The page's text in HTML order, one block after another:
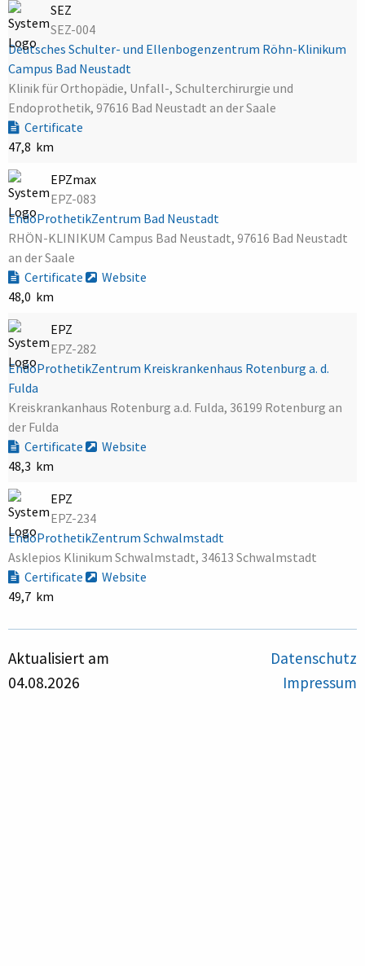
SEZ
SEZ-004
Deutsches Schulter- und Ellenbogenzentrum Röhn-Klinikum
Campus Bad Neustadt
Klinik für Orthopädie, Unfall-, Schulterchirurgie und
Endoprothetik, 97616 Bad Neustadt an der Saale
Certificate
47,8 km
EPZmax
EPZ-083
EndoProthetikZentrum Bad Neustadt
RHÖN-KLINIKUM Campus Bad Neustadt, 97616 Bad Neustadt
an der Saale
Certificate
Website
48,0 km
EPZ
EPZ-282
EndoProthetikZentrum Kreiskrankenhaus Rotenburg a. d.
Fulda
Kreiskrankanhaus Rotenburg a.d. Fulda, 36199 Rotenburg an
der Fulda
Certificate
Website
48,3 km
EPZ
EPZ-234
EndoProthetikZentrum Schwalmstadt
Asklepios Klinikum Schwalmstadt, 34613 Schwalmstadt
Certificate
Website
49,7 km
Aktualisiert am
04.08.2026
Datenschutz
Impressum